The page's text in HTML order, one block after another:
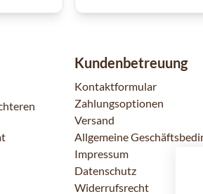
Kundenbetreuung
Kontaktformular
Zahlungsoptionen
Versand
Allgemeine
Impressum
Datenschutz
Widerrufsrecht